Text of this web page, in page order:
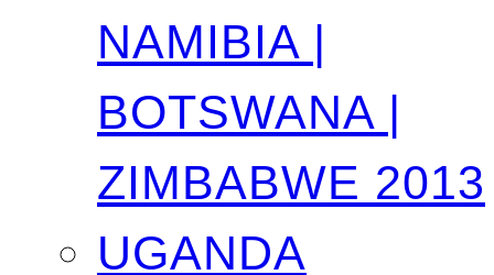
NAMIBIA |
BOTSWANA |
ZIMBABWE 2013
UGANDA